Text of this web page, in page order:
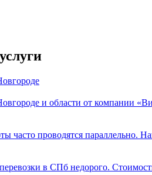
и области от компании
часто проводятся параллельно.
в СПб недорого.